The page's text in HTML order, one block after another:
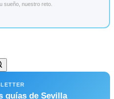
sueño, nuestro reto.
guías de Sevilla